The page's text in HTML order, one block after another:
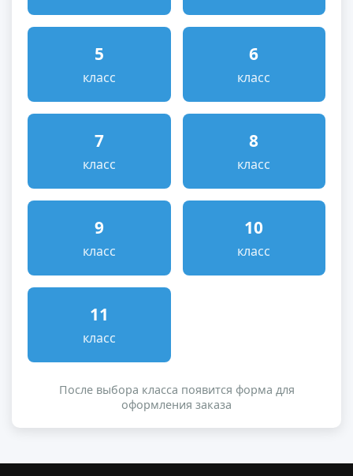
5
класс
6
класс
7
класс
8
класс
9
класс
10
класс
11
класс
После выбора класса появится форма для
оформления заказа